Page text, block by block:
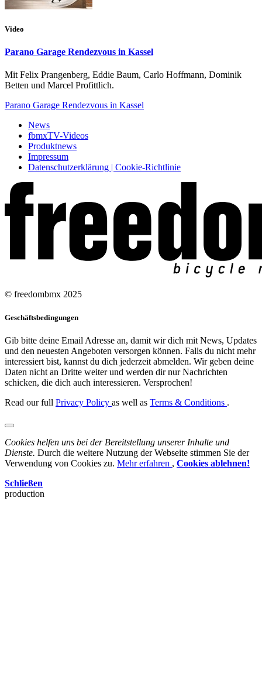
Video
Parano Garage Rendezvous in Kassel
Mit Felix Prangenberg, Eddie Baum, Carlo Hoffmann, Dominik
Betten und Marcel Profittlich.
Parano Garage Rendezvous in Kassel
News
fbmxTV-Videos
Produktnews
Impressum
Datenschutzerklärung | Cookie-Richtlinie
© freedombmx 2025
Geschäftsbedingungen
Gib bitte deine Email Adresse an, damit wir dich mit News, Updates
und den neuesten Angeboten versorgen können. Falls du nicht mehr
interessiert bist, kannst du dich jederzeit abmelden. Wir geben deine
Daten nicht an Dritte weiter und werden dir nur Nachrichten
schicken, die dich auch interessieren. Versprochen!
Read our full Privacy Policy as well as Terms & Conditions .
Cookies helfen uns bei der Bereitstellung unserer Inhalte und
Dienste. Durch die weitere Nutzung der Webseite stimmen Sie der
Verwendung von Cookies zu. Mehr erfahren , Cookies ablehnen!
Schließen
production